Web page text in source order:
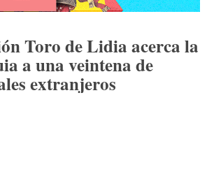
Toro de Lidia acerca la
a una veintena de
extranjeros